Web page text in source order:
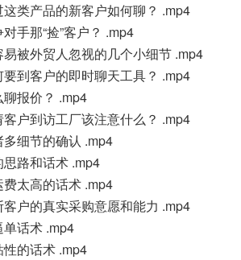
类产品的新客户如何聊？ .mp4
手那“捡”客户？ .mp4
被外贸人忽视的几个小细节 .mp4
到客户的即时聊天工具？ .mp4
报价？ .mp4
户到访工厂该注意什么？ .mp4
细节的确认 .mp4
路和话术 .mp4
太高的话术 .mp4
户的真实采购意愿和能力 .mp4
话术 .mp4
的话术 .mp4